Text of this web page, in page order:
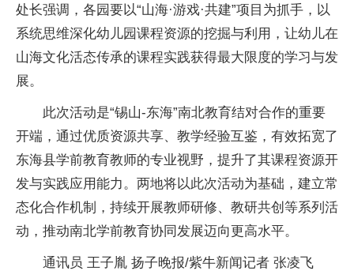
处长强调，各园要以“山海·游戏·共建”项目为抓手，以
系统思维深化幼儿园课程资源的挖掘与利用，让幼儿在
山海文化活态传承的课程实践获得最大限度的学习与发
展。
此次活动是“锡山-东海”南北教育结对合作的重要
开端，通过优质资源共享、教学经验互鉴，有效拓宽了
东海县学前教育教师的专业视野，提升了其课程资源开
发与实践应用能力。两地将以此次活动为基础，建立常
态化合作机制，持续开展教师研修、教研共创等系列活
动，推动南北学前教育协同发展迈向更高水平。
通讯员 王子胤 扬子晚报/紫牛新闻记者 张凌飞